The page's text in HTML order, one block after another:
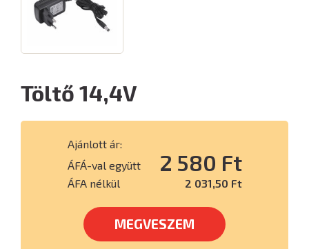
Töltő 14,4V
Ajánlott ár:
ÁFÁ-val együtt
2 580 Ft
ÁFA nélkül 2 031,50 Ft
MEGVESZEM